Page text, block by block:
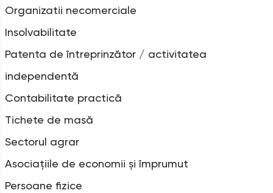
Organizatii necomerciale
Insolvabilitate
Patenta de întreprinzător / activitatea
independentă
Contabilitate practică
Tichete de masă
Sectorul agrar
Asociațiile de economii și împrumut
Persoane fizice